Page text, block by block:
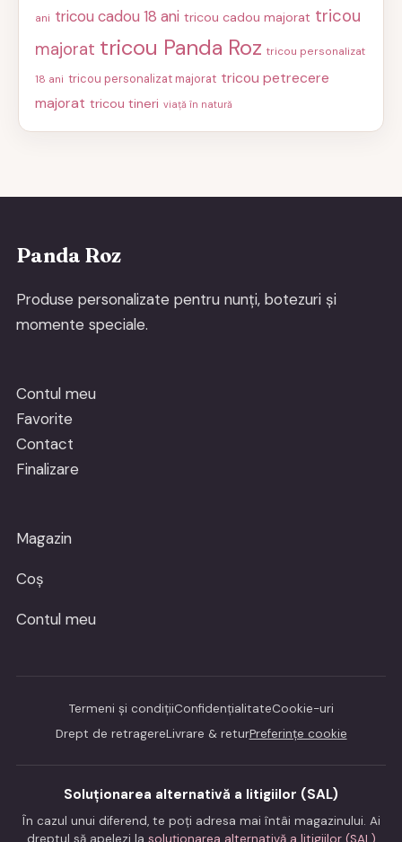
ani tricou cadou 18 ani tricou cadou majorat tricou
majorat tricou Panda Roz tricou personalizat
18 ani tricou personalizat majorat tricou petrecere
majorat tricou tineri viață în natură
Panda Roz
Produse personalizate pentru nunți, botezuri și
momente speciale.
Contul meu
Favorite
Contact
Finalizare
Magazin
Coș
Contul meu
Termeni și condițiiConfidențialitateCookie-uri
Drept de retragereLivrare & returPreferințe cookie
Soluționarea alternativă a litigiilor (SAL)
În cazul unui diferend, te poți adresa mai întâi magazinului. Ai
dreptul să apelezi la soluționarea alternativă a litigiilor (SAL)